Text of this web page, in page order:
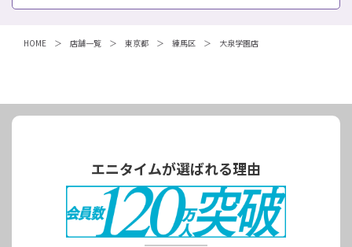
HOME 店舗一覧 東京都 練馬区 大泉学園店
エニタイムが選ばれる理由